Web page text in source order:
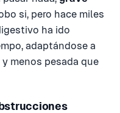
si, pero hace miles
ha ido
adaptándose a
menos pesada que